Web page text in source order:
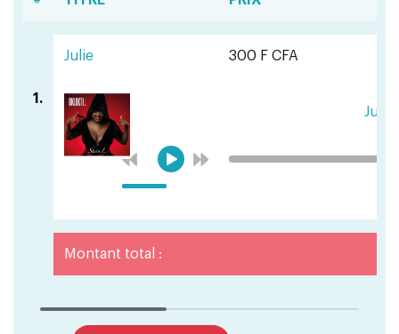
Julie 300 F CFA
1.
Julie
Montant total :